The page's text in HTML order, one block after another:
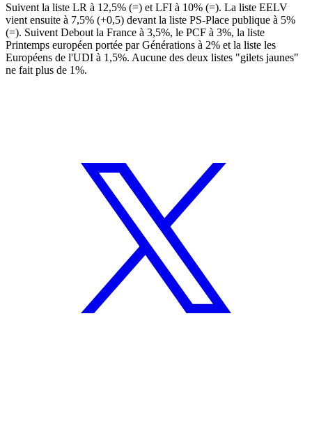
Suivent la liste LR à 12,5% (=) et LFI à 10% (=). La liste EELV
vient ensuite à 7,5% (+0,5) devant la liste PS-Place publique à 5%
(=). Suivent Debout la France à 3,5%, le PCF à 3%, la liste
Printemps européen portée par Générations à 2% et la liste les
Européens de l'UDI à 1,5%. Aucune des deux listes "gilets jaunes"
ne fait plus de 1%.